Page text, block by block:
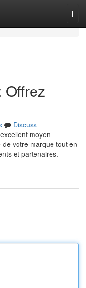
Offrez
Discuss
moyen
votre marque tout en
et partenaires.